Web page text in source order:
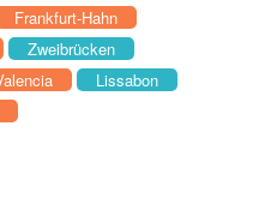
Frankfurt-Hahn
Zweibrücken
Lissabon